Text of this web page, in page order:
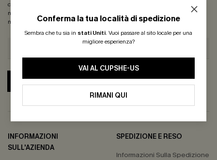
Conferma la tua località di spedizione
Sembra che tu sia in stati Uniti. Vuoi passare al sito locale per una
migliore esperienza?
VAI AL CUPSHE-US
RIMANI QUI
consigliarti prodotti che potrebbero interessarti, il tutto come descritto nella
nostra
momento.
ABBONATI
INFORMAZIONI
SULL'AZIENDA
SPEDIZIONE E RESO
Informazioni Sulla Spedizione